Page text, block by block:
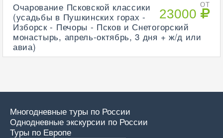
ОТ
23000
Очарование Псковской классики
(усадьбы в Пушкинских горах -
Изборск - Печоры - Псков и Снетогорский
монастырь, апрель-октябрь, 3 дня + ж/д или
авиа)
Многодневные туры по России
Однодневные экскурсии по России
Туры по Европе